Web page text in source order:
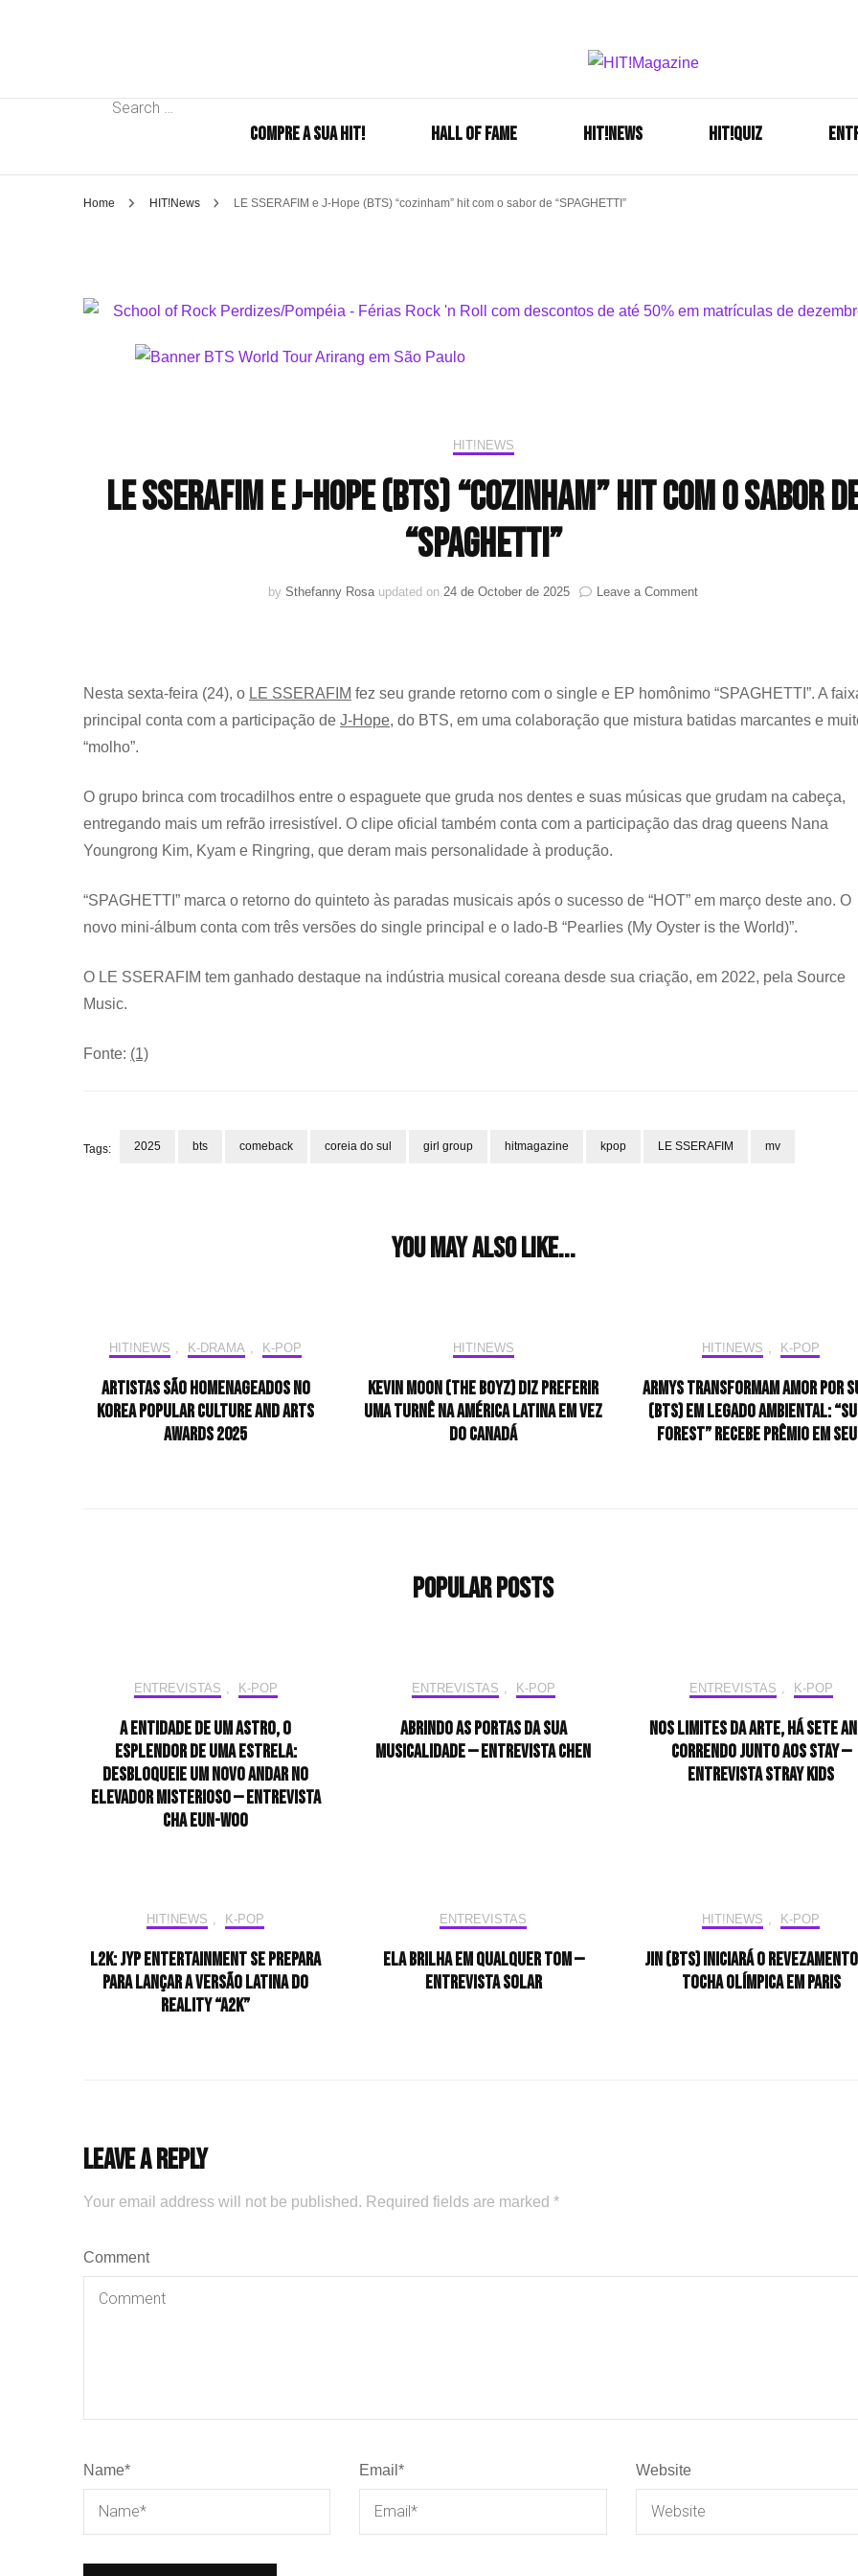
Search
Se é HIT, está aqui!
COMPRE A SUA HIT! HALL OF FAME HIT!NEWS HIT!Quiz
Home HIT!News LE SSERAFIM e J-Hope (BTS) “cozinham” hit com o sabor de “SPAGHETTI”
HIT!NEWS
LE SSERAFIM e J-Hope (BTS) “cozinham” hit com o sabor
“SPAGHETTI”
by Sthefanny Rosa updated on 24 de October de 2025 Leave a Commenton
Hope
“cozinham”
sabor
de
Nesta sexta-feira (24), o LE SSERAFIM fez seu grande retorno com o single e EP homônimo “SPAGHETTI”. A
principal conta com a participação de J-Hope, do BTS, em uma colaboração que mistura batidas marcantes e
“molho”.
O grupo brinca com trocadilhos entre o espaguete que gruda nos dentes e suas músicas que grudam na cabeça,
entregando mais um refrão irresistível. O clipe oficial também conta com a participação das drag queens Nana
Youngrong Kim, Kyam e Ringring, que deram mais personalidade à produção.
“SPAGHETTI” marca o retorno do quinteto às paradas musicais após o sucesso de “HOT” em março deste ano. O
novo mini-álbum conta com três versões do single principal e o lado-B “Pearlies (My Oyster is the World)”.
O LE SSERAFIM tem ganhado destaque na indústria musical coreana desde sua criação, em 2022, pela Source
Music.
Fonte: (1)
Tags: 2025 bts comeback coreia do sul girl group hitmagazine kpop LE SSERAFIM mv
You may also like...
HIT!NEWS , K-DRAMA , K-POP
Artistas são homenageados no
Korea Popular Culture and Arts
Awards 2025
HIT!NEWS
Kevin Moon (THE BOYZ) diz preferir
uma turnê na América Latina em vez
do Canadá
HIT!NEWS , K-POP
ARMYs transformam amor por
(BTS) em legado ambiental:
Forest” recebe prêmio em
Popular Posts
ENTREVISTAS , K-POP
A entidade de um astro, o
esplendor de uma estrela:
desbloqueie um novo andar no
elevador misterioso — Entrevista
CHA EUN-WOO
ENTREVISTAS , K-POP
Abrindo as portas da sua
musicalidade — Entrevista CHEN
ENTREVISTAS , K-POP
Nos limites da arte, há sete
correndo junto aos STAY —
Entrevista Stray Kids
HIT!NEWS , K-POP
L2K: JYP Entertainment se prepara
para lançar a versão latina do
reality “A2K”
ENTREVISTAS
Ela brilha em qualquer tom —
Entrevista Solar
HIT!NEWS , K-POP
Jin (BTS) iniciará o
tocha olímpica em Paris
Leave a Reply
Your email address will not be published. Required fields are marked *
Comment
Name* Email* Website